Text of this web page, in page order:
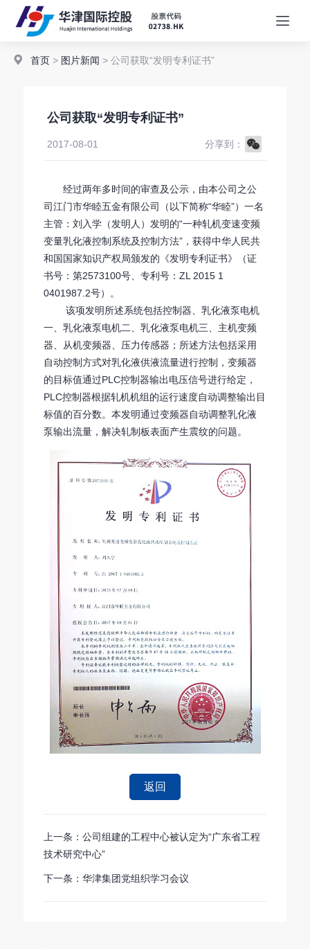
首页> 图片新闻 > 公司获取“发明专利证书”
公司获取“发明专利证书”
2017-08-01 分享到：
经过两年多时间的审查及公示，由本公司之公
司江门市华睦五金有限公司（以下简称“华睦”）一名
主管：刘入学（发明人）发明的“一种轧机变速变频
变量乳化液控制系统及控制方法”，获得中华人民共
和国国家知识产权局颁发的《发明专利证书》（证
书号：第2573100号、专利号：ZL 2015 1
0401987.2号）。
该项发明所述系统包括控制器、乳化液泵电机
一、乳化液泵电机二、乳化液泵电机三、主机变频
器、从机变频器、压力传感器；所述方法包括采用
自动控制方式对乳化液供液流量进行控制，变频器
的目标值通过PLC控制器输出电压信号进行给定，
PLC控制器根据轧机机组的运行速度自动调整输出目
标值的百分数。本发明通过变频器自动调整乳化液
泵输出流量，解决轧制板表面产生震纹的问题。
返回
上一条：公司组建的工程中心被认定为“广东省工程
技术研究中心”
下一条：华津集团党组织学习会议